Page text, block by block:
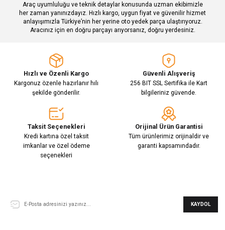
Gönder
Araç uyumluluğu ve teknik detaylar konusunda uzman ekibimizle
her zaman yanınızdayız. Hızlı kargo, uygun fiyat ve güvenilir hizmet
anlayışımızla Türkiye’nin her yerine oto yedek parça ulaştırıyoruz.
Aracınız için en doğru parçayı arıyorsanız, doğru yerdesiniz.
Hızlı ve Özenli Kargo
Kargonuz özenle hazırlanır hılı
şekilde gönderilir.
Güvenli Alışveriş
256 BIT SSL Sertifika ile Kart
bilgileriniz güvende.
Taksit Seçenekleri
Kredi kartına özel taksit
imkanlar ve özel ödeme
seçenekleri
Orijinal Ürün Garantisi
Tüm ürünlerimiz orijinaldir ve
garanti kapsamındadır.
KAYDOL